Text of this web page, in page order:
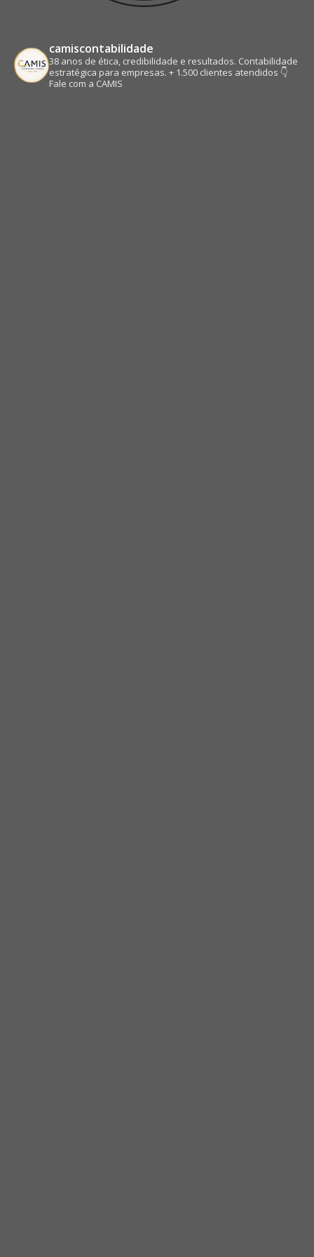
camiscontabilidade
38 anos de ética, credibilidade e resultados. Contabilidade
estratégica para empresas. + 1.500 clientes atendidos 👇
Fale com a CAMIS